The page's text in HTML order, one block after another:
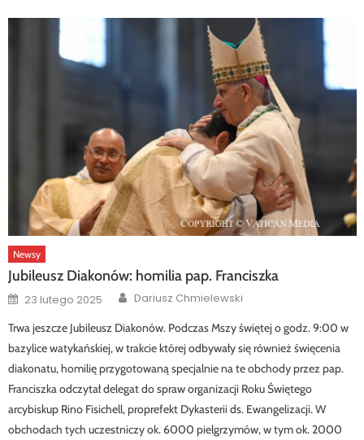
Newsy
Jubileusz Diakonów: homilia pap. Franciszka
Posted
on
23 lutego 2025 Author
Dariusz Chmielewski
Trwa jeszcze Jubileusz Diakonów. Podczas Mszy świętej o godz. 9:00 w
bazylice watykańskiej, w trakcie której odbywały się również święcenia
diakonatu, homilię przygotowaną specjalnie na te obchody przez pap.
Franciszka odczytał delegat do spraw organizacji Roku Świętego
arcybiskup Rino Fisichell, proprefekt Dykasterii ds. Ewangelizacji. W
obchodach tych uczestniczy ok. 6000 pielgrzymów, w tym ok. 2000